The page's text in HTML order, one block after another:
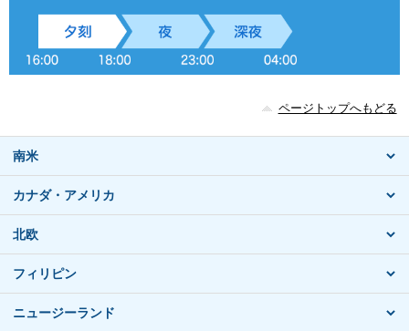
ページトップへもどる
南米
カナダ・アメリカ
北欧
フィリピン
ニュージーランド